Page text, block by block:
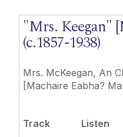
"Mrs. Keegan"
(c.1857-1938)
Mrs. McKeegan, An
[Machaire Eabha?
Track
Listen